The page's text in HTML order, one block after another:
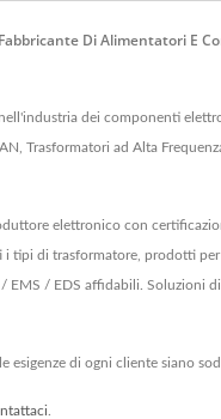
Di Alimentatori E
dei componenti
Trasformatori ad Alta
elettronico con
di trasformatore, prodotti per
EMS / EDS affidabili. Soluzioni
esigenze di ogni cliente siano